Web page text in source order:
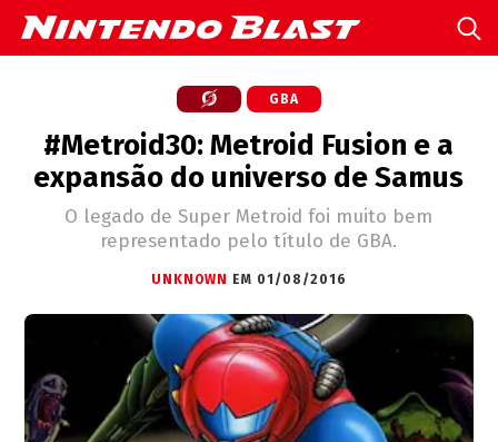
GBA
#Metroid30: Metroid Fusion e a
expansão do universo de Samus
O legado de Super Metroid foi muito bem
representado pelo título de GBA.
UNKNOWN EM 01/08/2016